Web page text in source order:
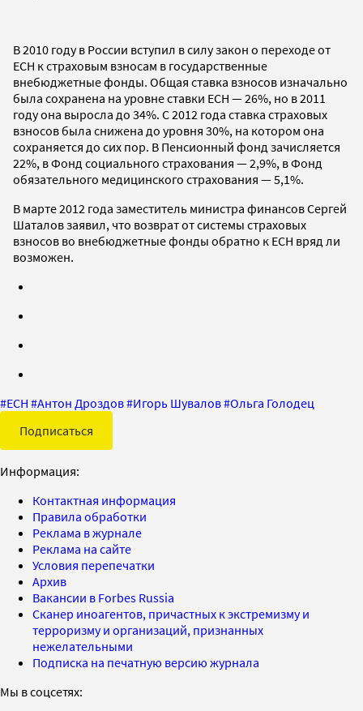
В 2010 году в России вступил в силу закон о переходе от
ЕСН к страховым взносам в государственные
внебюджетные фонды. Общая ставка взносов изначально
была сохранена на уровне ставки ЕСН — 26%, но в 2011
году она выросла до 34%. С 2012 года ставка страховых
взносов была снижена до уровня 30%, на котором она
сохраняется до сих пор. В Пенсионный фонд зачисляется
22%, в Фонд социального страхования — 2,9%, в Фонд
обязательного медицинского страхования — 5,1%.
В марте 2012 года заместитель министра финансов Сергей
Шаталов заявил, что возврат от системы страховых
взносов во внебюджетные фонды обратно к ЕСН вряд ли
возможен.
#ЕСН #Антон Дроздов#Игорь Шувалов#Ольга Голодец
Подписаться
Информация:
Контактная информация
Правила обработки
Реклама в журнале
Реклама на сайте
Условия перепечатки
Архив
Вакансии в Forbes Russia
Сканер иноагентов, причастных к экстремизму и
терроризму и организаций, признанных
нежелательными
Подписка на печатную версию журнала
Мы в соцсетях: